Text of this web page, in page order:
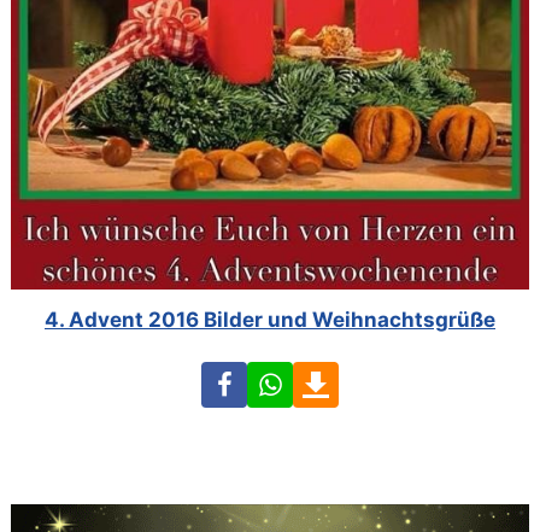
4. Advent 2016 Bilder und Weihnachtsgrüße
FacebookWhatsApp